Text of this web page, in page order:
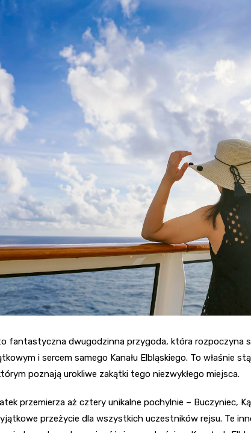
Poczta
Kino
fantastyczna dwugodzinna przygoda, która rozpoczyna
i sercem samego Kanału Elbląskiego. To właśnie
poznają urokliwe zakątki tego niezwykłego miejsca.
przemierza aż cztery unikalne pochylnie – Buczyniec,
przeżycie dla wszystkich uczestników rejsu. Te